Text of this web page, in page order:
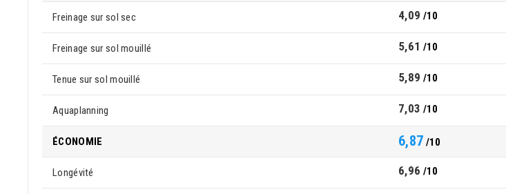
Freinage sur sol sec 4,09 /10
Freinage sur sol mouillé 5,61 /10
Tenue sur sol mouillé 5,89 /10
Aquaplanning 7,03 /10
ÉCONOMIE 6,87 /10
Longévité 6,96 /10